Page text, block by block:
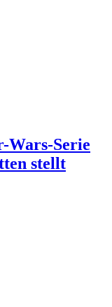
Wars-Serie
stellt